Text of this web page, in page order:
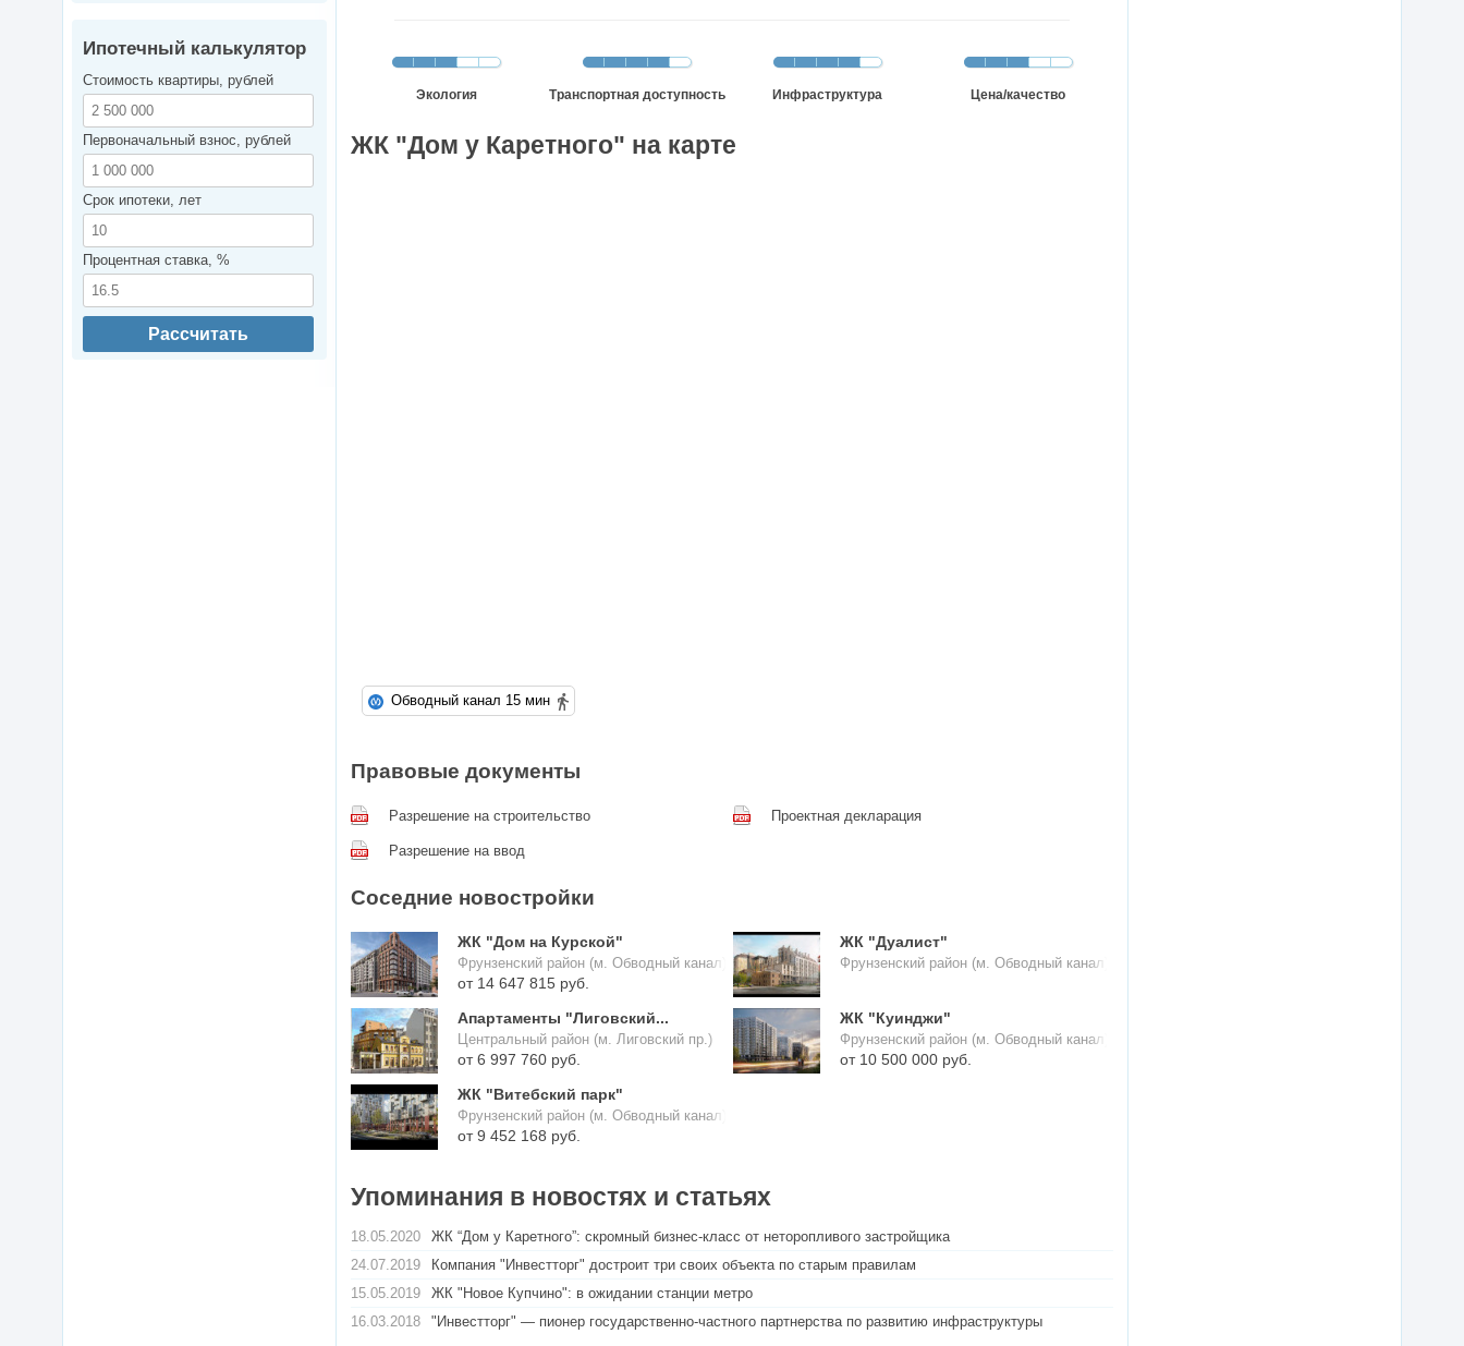
Экология Транспортная доступность Инфраструктура Цена/качество
ЖК "Дом у Каретного" на карте
Обводный канал 15 мин
Правовые документы
Разрешение на строительство Проектная декларация
Разрешение на ввод
Соседние новостройки
ЖК "Дом на Курской"
Фрунзенский район (м. Обводный канал)
от 14 647 815 руб.
ЖК "Дуалист"
Фрунзенский район (м. Обводный канал)
Апартаменты "Лиговский...
Центральный район (м. Лиговский пр.)
от 6 997 760 руб.
ЖК "Куинджи"
Фрунзенский район (м. Обводный канал)
от 10 500 000 руб.
ЖК "Витебский парк"
Фрунзенский район (м. Обводный канал)
от 9 452 168 руб.
Упоминания в новостях и статьях
18.05.2020
ЖК “Дом у Каретного”: скромный бизнес-класс от неторопливого застройщика
24.07.2019
Компания "Инвестторг" достроит три своих объекта по старым правилам
15.05.2019
ЖК "Новое Купчино": в ожидании станции метро
16.03.2018
"Инвестторг" — пионер государственно-частного партнерства по развитию инфраструктуры
Ипотечный калькулятор
Стоимость квартиры, рублей
Первоначальный взнос, рублей
Срок ипотеки, лет
Процентная ставка, %
Рассчитать